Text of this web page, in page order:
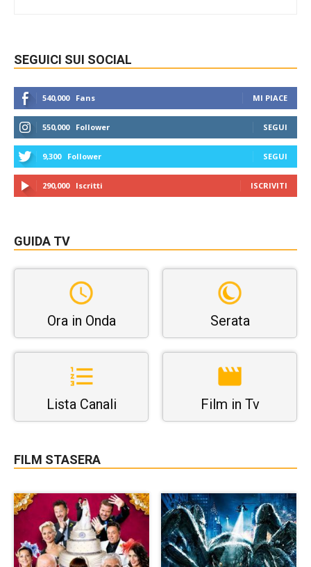
SEGUICI SUI SOCIAL
540,000 Fans MI PIACE
550,000 Follower SEGUI
9,300 Follower SEGUI
290,000 Iscritti ISCRIVITI
GUIDA TV
Ora in Onda Serata
Lista Canali Film in Tv
FILM STASERA